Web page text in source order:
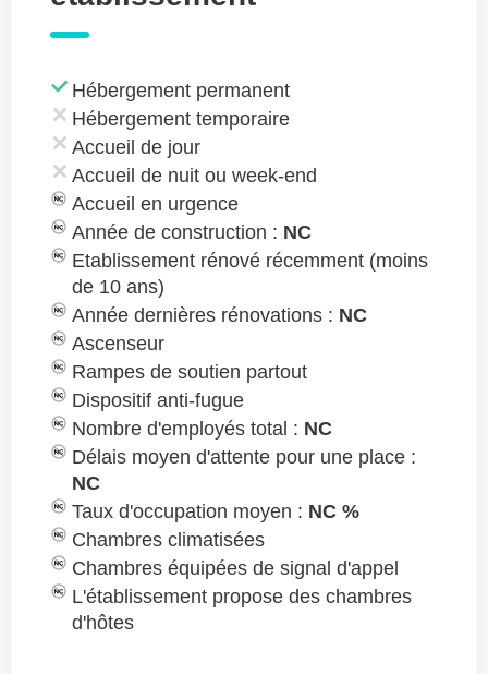
Hébergement permanent
Hébergement temporaire
Accueil de jour
Accueil de nuit ou week-end
Accueil en urgence
Année de construction : NC
Etablissement rénové récemment (moins
de 10 ans)
Année dernières rénovations : NC
Ascenseur
Rampes de soutien partout
Dispositif anti-fugue
Nombre d'employés total : NC
Délais moyen d'attente pour une place :
NC
Taux d'occupation moyen : NC %
Chambres climatisées
Chambres équipées de signal d'appel
L'établissement propose des chambres
d'hôtes